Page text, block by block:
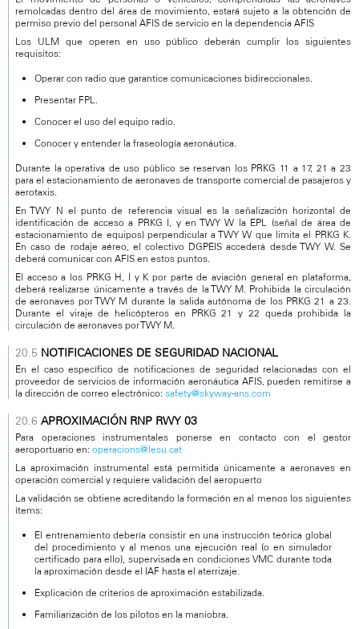
remolcadas dentro del área de movimiento, estará sujeto a la obtención de
permiso previo del personal AFIS de servicio en la dependencia AFIS
Los ULM que operen en uso público deberán cumplir los siguientes
requisitos:
Operar con radio que garantice comunicaciones bidireccionales.
Presentar FPL.
Conocer el uso del equipo radio.
Conocer y entender la fraseología aeronáutica.
Durante la operativa de uso público se reservan los PRKG 11 a 17, 21 a 23
para el estacionamiento de aeronaves de transporte comercial de pasajeros y
aerotaxis.
En TWY N el punto de referencia visual es la señalización horizontal de
identificación de acceso a PRKG I, y en TWY W la EPL (señal de área de
estacionamiento de equipos) perpendicular a TWY W que limita el PRKG K.
En caso de rodaje aéreo, el colectivo DGPEIS accederá desde TWY W. Se
deberá comunicar con AFIS en estos puntos.
El acceso a los PRKG H, I y K por parte de aviación general en plataforma,
deberá realizarse únicamente a través de la TWY M. Prohibida la circulación
de aeronaves por TWY M durante la salida autónoma de los PRKG 21 a 23.
Durante el viraje de helicópteros en PRKG 21 y 22 queda prohibida la
circulación de aeronaves por TWY M.
NOTIFICACIONES DE SEGURIDAD NACIONAL
En el caso específico de notificaciones de seguridad relacionadas con el
proveedor de servicios de información aeronáutica AFIS, pueden remitirse a
la dirección de correo electrónico: safety@skyway-ans.com
APROXIMACIÓN RNP RWY 03
Para operaciones instrumentales ponerse en contacto con el gestor
aeroportuario en: operacions@lesu.cat
La aproximación instrumental está permitida únicamente a aeronaves en
operación comercial y requiere validación del aeropuerto
La validación se obtiene acreditando la formación en al menos los siguientes
ítems:
El entrenamiento debería consistir en una instrucción teórica global
del procedimiento y al menos una ejecución real (o en simulador
certificado para ello), supervisada en condiciones VMC durante toda
la aproximación desde el IAF hasta el aterrizaje.
Explicación de criterios de aproximación estabilizada.
Familiarización de los pilotos en la maniobra.